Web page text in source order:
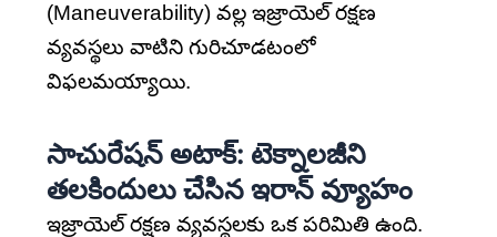
(Maneuverability) వల్ల ఇజ్రాయెల్ రక్షణ
వ్యవస్థలు వాటిని గురిచూడటంలో
విఫలమయ్యాయి.
సాచురేషన్ అటాక్: టెక్నాలజీని
తలకిందులు చేసిన ఇరాన్ వ్యూహం
ఇజ్రాయెల్ రక్షణ వ్యవస్థలకు ఒక పరిమితి ఉంది.